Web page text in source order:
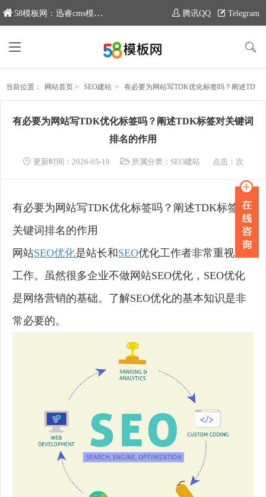
58模板网：迅睿cms模板专业分享平台，新域名：www.moban58.com 腾讯QQ Telegram
当前位置： 网站首页 > SEO建站 > 有必要为网站写TDK优化标签吗？阐述TDK标签对关键词排名的作用
有必要为网站写TDK优化标签吗？阐述TDK标签对关键词
排名的作用
更新时间：2026-05-19 所属分类： SEO建站 点击： 次
有必要为网站写TDK优化标签吗？阐述TDK标签对
关键词排名的作用
网站SEO优化是站长和SEO优化工作者非常重视的
工作。虽然很多企业不做网站SEO优化，SEO优化
是网络营销的基础。了解SEO优化的基本知识是非
常必要的。